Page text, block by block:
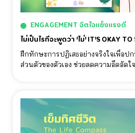
ENGAGEMENT จิตใจแข็งแรงดี
ไม่เป็นไรที่จะพูดว่า 'ไม่' IT'S OKAY
ฝึกทักษะการปฏิเสธอย่างจริงใจเพื่อปก
ส่วนตัวของตัวเอง ช่วยลดความอึดอัด